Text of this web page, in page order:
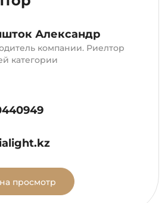
Александр
компании. Риелтор
категории
просмотр